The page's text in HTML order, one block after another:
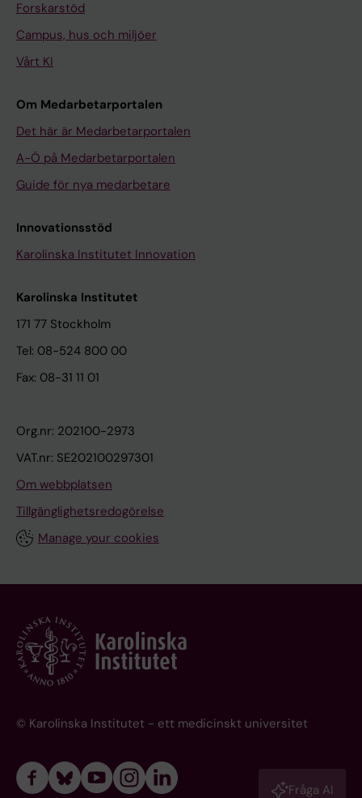
Forskarstöd
Campus, hus och miljöer
Vårt KI
Om Medarbetarportalen
Det här är Medarbetarportalen
A-Ö på Medarbetarportalen
Guide för nya medarbetare
Innovationsstöd
Karolinska Institutet Innovation
Karolinska Institutet
171 77 Stockholm
Tel: 08-524 800 00
Fax: 08-31 11 01
Org.nr: 202100-2973
VAT.nr: SE202100297301
Om webbplatsen
Tillgänglighetsredogörelse
Manage your cookies
© Karolinska Institutet - ett medicinskt universitet
Fråga AI